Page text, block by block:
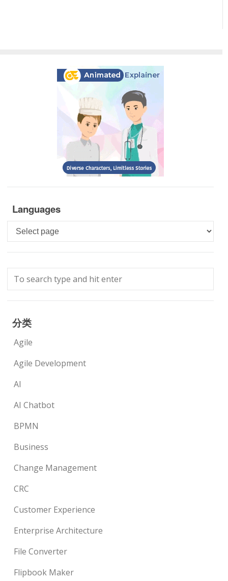
Languages
Languages
分类
Agile
Agile Development
AI
AI Chatbot
BPMN
Business
Change Management
CRC
Customer Experience
Enterprise Architecture
File Converter
Flipbook Maker